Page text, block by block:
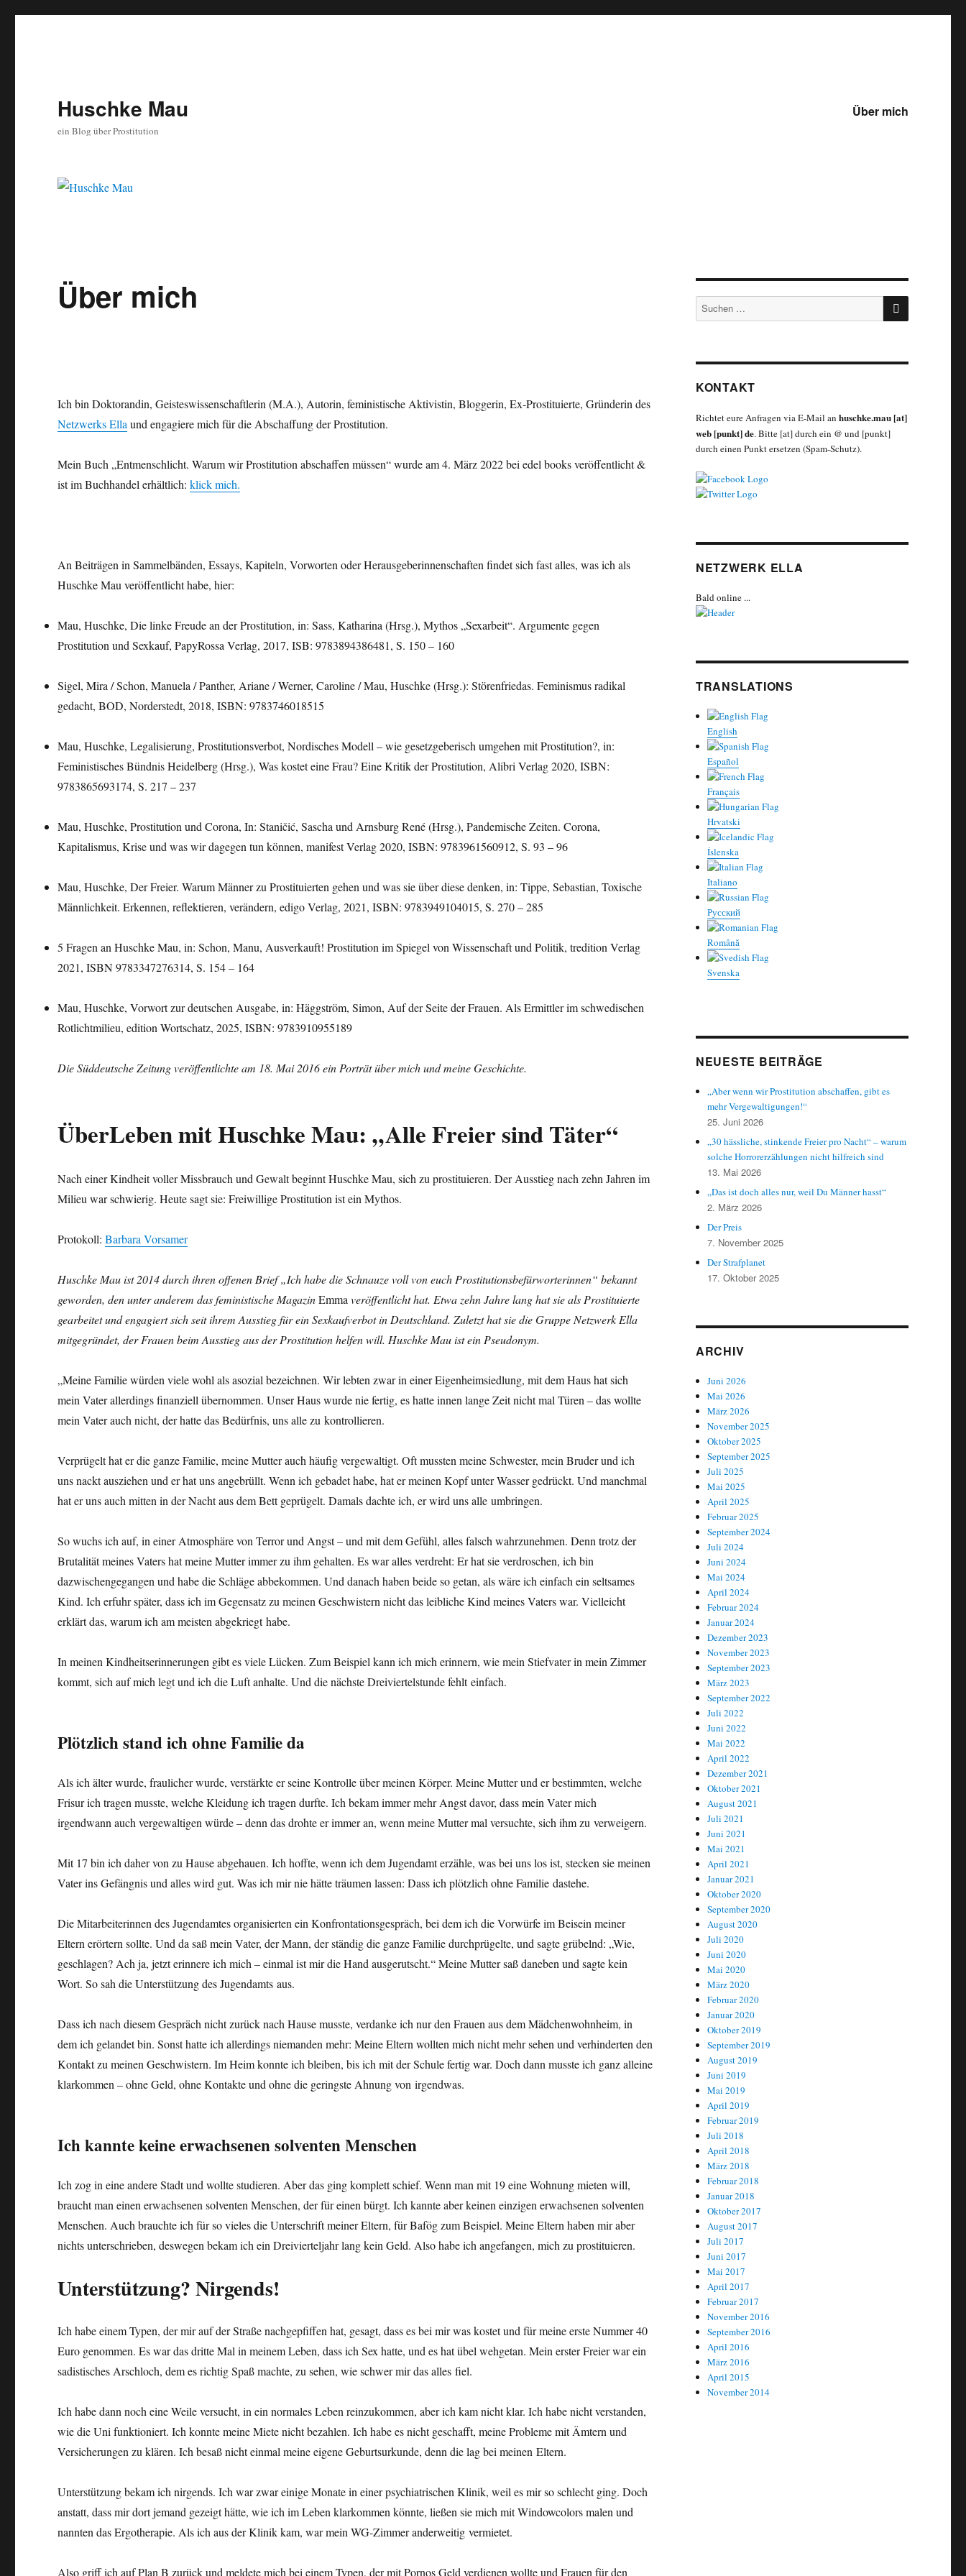
Huschke Mau
ein Blog über Prostitution
Über mich
Über mich
Ich bin Doktorandin, Geisteswissenschaftlerin (M.A.), Autorin, feministische Aktivistin, Bloggerin, Ex-Prostituierte, Gründerin des
Netzwerks Ellaund engagiere mich für die Abschaffung der Prostitution.
Mein Buch „Entmenschlicht. Warum wir Prostitution abschaffen müssen“ wurde am 4. März 2022 bei edel books veröffentlicht &
ist im Buchhandel erhältlich:klick mich.
An Beiträgen in Sammelbänden, Essays, Kapiteln, Vorworten oder Herausgeberinnenschaften findet sich fast alles, was ich als
Huschke Mau veröffentlicht habe, hier:
Mau, Huschke, Die linke Freude an der Prostitution, in: Sass, Katharina (Hrsg.), Mythos „Sexarbeit“. Argumente gegen
Prostitution und Sexkauf, PapyRossa Verlag, 2017, ISB: 9783894386481, S. 150 – 160
Sigel, Mira / Schon, Manuela / Panther, Ariane / Werner, Caroline / Mau, Huschke (Hrsg.): Störenfriedas. Feminismus radikal
gedacht, BOD, Norderstedt, 2018, ISBN: 9783746018515
Mau, Huschke, Legalisierung, Prostitutionsverbot, Nordisches Modell – wie gesetzgeberisch umgehen mit Prostitution?, in:
Feministisches Bündnis Heidelberg (Hrsg.), Was kostet eine Frau? Eine Kritik der Prostitution, Alibri Verlag 2020, ISBN:
9783865693174, S. 217 – 237
Mau, Huschke, Prostitution und Corona, In: Staničić, Sascha und Arnsburg René (Hrsg.), Pandemische Zeiten. Corona,
Kapitalismus, Krise und was wir dagegen tun können, manifest Verlag 2020, ISBN: 9783961560912, S. 93 – 96
Mau, Huschke, Der Freier. Warum Männer zu Prostituierten gehen und was sie über diese denken, in: Tippe, Sebastian, Toxische
Männlichkeit. Erkennen, reflektieren, verändern, edigo Verlag, 2021, ISBN: 9783949104015, S. 270 – 285
5 Fragen an Huschke Mau, in: Schon, Manu, Ausverkauft! Prostitution im Spiegel von Wissenschaft und Politik, tredition Verlag
2021, ISBN 9783347276314, S. 154 – 164
Mau, Huschke, Vorwort zur deutschen Ausgabe, in: Häggström, Simon, Auf der Seite der Frauen. Als Ermittler im schwedischen
Rotlichtmilieu, edition Wortschatz, 2025, ISBN: 9783910955189
Die Süddeutsche Zeitung veröffentlichte am 18. Mai 2016 ein Porträt über mich und meine Geschichte.
ÜberLeben mit Huschke Mau:„Alle Freier sind Täter“
Nach einer Kindheit voller Missbrauch und Gewalt beginnt Huschke Mau, sich zu prostituieren. Der Ausstieg nach zehn Jahren im
Milieu war schwierig. Heute sagt sie: Freiwillige Prostitution ist ein Mythos.
Protokoll:Barbara Vorsamer
Huschke Mau ist 2014 durch ihren offenen Brief„Ich habe die Schnauze voll von euch Prostitutionsbefürworterinnen“ bekannt
geworden, den unter anderem das feministische MagazinEmmaveröffentlicht hat. Etwa zehn Jahre lang hat sie als Prostituierte
gearbeitet und engagiert sich seit ihrem Ausstieg für ein Sexkaufverbot in Deutschland. Zuletzt hat sie die Gruppe Netzwerk Ella
mitgegründet, der Frauen beim Ausstieg aus der Prostitution helfen will. Huschke Mau ist ein Pseudonym.
„Meine Familie würden viele wohl als asozial bezeichnen. Wir lebten zwar in einer Eigenheimsiedlung, mit dem Haus hat sich
mein Vater allerdings finanziell übernommen. Unser Haus wurde nie fertig, es hatte innen lange Zeit nicht mal Türen – das wollte
mein Vater auch nicht, der hatte das Bedürfnis, uns alle zu kontrollieren.
Verprügelt hat er die ganze Familie, meine Mutter auch häufig vergewaltigt. Oft mussten meine Schwester, mein Bruder und ich
uns nackt ausziehen und er hat uns angebrüllt. Wenn ich gebadet habe, hat er meinen Kopf unter Wasser gedrückt. Und manchmal
hat er uns auch mitten in der Nacht aus dem Bett geprügelt. Damals dachte ich, er wird uns alle umbringen.
So wuchs ich auf, in einer Atmosphäre von Terror und Angst – und mit dem Gefühl, alles falsch wahrzunehmen. Denn trotz der
Brutalität meines Vaters hat meine Mutter immer zu ihm gehalten. Es war alles verdreht: Er hat sie verdroschen, ich bin
dazwischengegangen und habe die Schläge abbekommen. Und danach haben beide so getan, als wäre ich einfach ein seltsames
Kind. Ich erfuhr später, dass ich im Gegensatz zu meinen Geschwistern nicht das leibliche Kind meines Vaters war. Vielleicht
erklärt das, warum ich am meisten abgekriegt habe.
In meinen Kindheitserinnerungen gibt es viele Lücken. Zum Beispiel kann ich mich erinnern, wie mein Stiefvater in mein Zimmer
kommt, sich auf mich legt und ich die Luft anhalte. Und die nächste Dreiviertelstunde fehlt einfach.
Plötzlich stand ich ohne Familie da
Als ich älter wurde, fraulicher wurde, verstärkte er seine Kontrolle über meinen Körper. Meine Mutter und er bestimmten, welche
Frisur ich tragen musste, welche Kleidung ich tragen durfte. Ich bekam immer mehr Angst davor, dass mein Vater mich
irgendwann auch vergewaltigen würde – denn das drohte er immer an, wenn meine Mutter mal versuchte, sich ihm zu verweigern.
Mit 17 bin ich daher von zu Hause abgehauen. Ich hoffte, wenn ich dem Jugendamt erzähle, was bei uns los ist, stecken sie meinen
Vater ins Gefängnis und alles wird gut. Was ich mir nie hätte träumen lassen: Dass ich plötzlich ohne Familie dastehe.
Die Mitarbeiterinnen des Jugendamtes organisierten ein Konfrontationsgespräch, bei dem ich die Vorwürfe im Beisein meiner
Eltern erörtern sollte. Und da saß mein Vater, der Mann, der ständig die ganze Familie durchprügelte, und sagte grübelnd: „Wie,
geschlagen? Ach ja, jetzt erinnere ich mich – einmal ist mir die Hand ausgerutscht.“ Meine Mutter saß daneben und sagte kein
Wort. So sah die Unterstützung des Jugendamts aus.
Dass ich nach diesem Gespräch nicht zurück nach Hause musste, verdanke ich nur den Frauen aus dem Mädchenwohnheim, in
dem ich gelandet bin. Sonst hatte ich allerdings niemanden mehr: Meine Eltern wollten mich nicht mehr sehen und verhinderten den
Kontakt zu meinen Geschwistern. Im Heim konnte ich bleiben, bis ich mit der Schule fertig war. Doch dann musste ich ganz alleine
klarkommen – ohne Geld, ohne Kontakte und ohne die geringste Ahnung von irgendwas.
Ich kannte keine erwachsenen solventen Menschen
Ich zog in eine andere Stadt und wollte studieren. Aber das ging komplett schief. Wenn man mit 19 eine Wohnung mieten will,
braucht man einen erwachsenen solventen Menschen, der für einen bürgt. Ich kannte aber keinen einzigen erwachsenen solventen
Menschen. Auch brauchte ich für so vieles die Unterschrift meiner Eltern, für Bafög zum Beispiel. Meine Eltern haben mir aber
nichts unterschrieben, deswegen bekam ich ein Dreivierteljahr lang kein Geld. Also habe ich angefangen, mich zu prostituieren.
Unterstützung? Nirgends!
Ich habe einem Typen, der mir auf der Straße nachgepfiffen hat, gesagt, dass es bei mir was kostet und für meine erste Nummer 40
Euro genommen. Es war das dritte Mal in meinem Leben, dass ich Sex hatte, und es hat übel wehgetan. Mein erster Freier war ein
sadistisches Arschloch, dem es richtig Spaß machte, zu sehen, wie schwer mir das alles fiel.
Ich habe dann noch eine Weile versucht, in ein normales Leben reinzukommen, aber ich kam nicht klar. Ich habe nicht verstanden,
wie die Uni funktioniert. Ich konnte meine Miete nicht bezahlen. Ich habe es nicht geschafft, meine Probleme mit Ämtern und
Versicherungen zu klären. Ich besaß nicht einmal meine eigene Geburtsurkunde, denn die lag bei meinen Eltern.
Unterstützung bekam ich nirgends. Ich war zwar einige Monate in einer psychiatrischen Klinik, weil es mir so schlecht ging. Doch
anstatt, dass mir dort jemand gezeigt hätte, wie ich im Leben klarkommen könnte, ließen sie mich mit Windowcolors malen und
nannten das Ergotherapie. Als ich aus der Klinik kam, war mein WG-Zimmer anderweitig vermietet.
Also griff ich auf Plan B zurück und meldete mich bei einem Typen, der mit Pornos Geld verdienen wollte und Frauen für den
Suche
nach:
SUCHEN
KONTAKT
Richtet eure Anfragen via E-Mail an huschke.mau [at]
web [punkt] de.Bitte [at] durch ein @ und [punkt]
durch einen Punkt ersetzen (Spam-Schutz).
NETZWERK ELLA
Bald online ...
TRANSLATIONS
English
Español
Français
Hrvatski
Íslenska
Italiano
Русский
Română
Svenska
NEUESTE BEITRÄGE
„Aber wenn wir Prostitution abschaffen, gibt es
mehr Vergewaltigungen!“
25. Juni 2026
„30 hässliche, stinkende Freier pro Nacht“ – warum
solche Horrorerzählungen nicht hilfreich sind
13. Mai 2026
„Das ist doch alles nur, weil Du Männer hasst“
2. März 2026
Der Preis
7. November 2025
Der Strafplanet
17. Oktober 2025
ARCHIV
Juni 2026
Mai 2026
März 2026
November 2025
Oktober 2025
September 2025
Juli 2025
Mai 2025
April 2025
Februar 2025
September 2024
Juli 2024
Juni 2024
Mai 2024
April 2024
Februar 2024
Januar 2024
Dezember 2023
November 2023
September 2023
März 2023
September 2022
Juli 2022
Juni 2022
Mai 2022
April 2022
Dezember 2021
Oktober 2021
August 2021
Juli 2021
Juni 2021
Mai 2021
April 2021
Januar 2021
Oktober 2020
September 2020
August 2020
Juli 2020
Juni 2020
Mai 2020
März 2020
Februar 2020
Januar 2020
Oktober 2019
September 2019
August 2019
Juni 2019
Mai 2019
April 2019
Februar 2019
Juli 2018
April 2018
März 2018
Februar 2018
Januar 2018
Oktober 2017
August 2017
Juli 2017
Juni 2017
Mai 2017
April 2017
Februar 2017
November 2016
September 2016
April 2016
März 2016
April 2015
November 2014